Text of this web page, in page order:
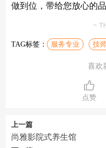
做到位，带给您放心的品
TAG标签： 服务专业 技
喜欢
点赞
上一篇
尚雅影院式养生馆